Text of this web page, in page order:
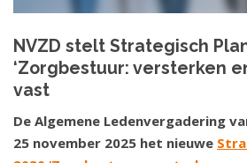
NVZD stelt Strategisch
‘Zorgbestuur: versterken
vast
De Algemene Ledenvergadering
25 november 2025 het nieuwe